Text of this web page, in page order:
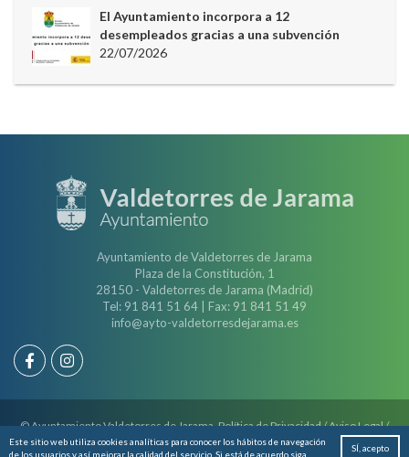
SÍ, acepto
Este sitio web utiliza cookies analíticas para conocer los hábitos de navegación
de los usuarios y así mejorar la calidad del servicio. Si está de acuerdo siga
El Ayuntamiento incorpora a 12
desempleados gracias a una subvención
22/07/2026
Ayuntamiento de Valdetorres de Jarama
Plaza de la Constitución, 1
28150 - Valdetorres de Jarama (Madrid)
Tel: 91 841 51 64 | Fax: 91 841 51 49
info@ayto-valdetorresdejarama.es
© Ayuntamiento Valdetorres de Jarama.Política de Privacidad/Aviso Legal/
Política de Cookies